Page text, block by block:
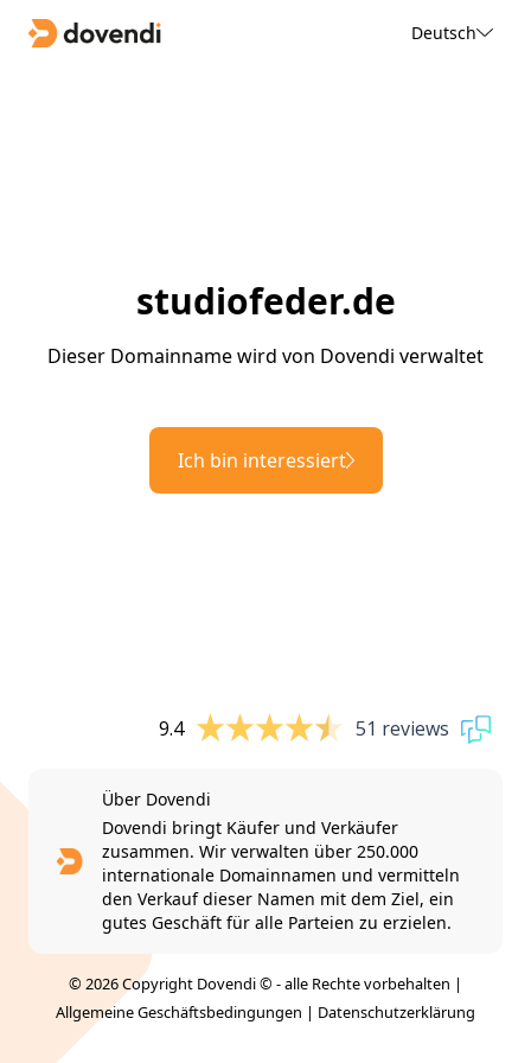
Deutsch
studiofeder.de
Dieser Domainname wird von Dovendi verwaltet
Ich bin interessiert
9.4 51 reviews
Über Dovendi
Dovendi bringt Käufer und Verkäufer
zusammen. Wir verwalten über 250.000
internationale Domainnamen und vermitteln
den Verkauf dieser Namen mit dem Ziel, ein
gutes Geschäft für alle Parteien zu erzielen.
© 2026 Copyright Dovendi © - alle Rechte vorbehalten |
Allgemeine Geschäftsbedingungen | Datenschutzerklärung